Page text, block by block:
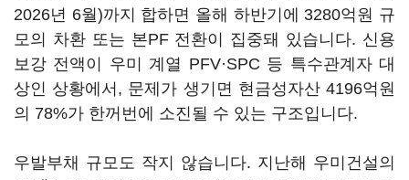
2026년 6월)까지 합하면 올해 하반기에 3280억원 규
모의 차환 또는 본PF 전환이 집중돼 있습니다. 신용
보강 전액이 우미 계열 PFV·SPC 등 특수관계자 대
상인 상황에서, 문제가 생기면 현금성자산 4196억원
의 78%가 한꺼번에 소진될 수 있는 구조입니다.
우발부채 규모도 작지 않습니다. 지난해 우미건설의